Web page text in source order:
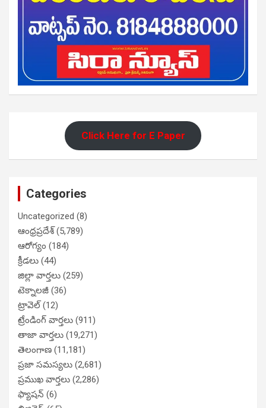
Click Here for E Paper
Categories
Uncategorized (8)
ఆంధ్రప్రదేశ్(5,789)
ఆరోగ్యం (184)
క్రీడలు (44)
జిల్లా వార్తలు (259)
టెక్నాలజీ (36)
ట్రావెల్(12)
ట్రేండింగ్ వార్తలు (911)
తాజా వార్తలు (19,271)
తెలంగాణ (11,181)
ప్రజా సమస్యలు (2,681)
ప్రముఖ వార్తలు (2,286)
ఫ్యాషన్ (6)